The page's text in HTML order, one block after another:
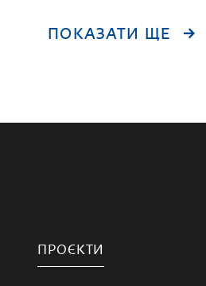
ПОКАЗАТИ ЩЕ
ПРОЄКТИ